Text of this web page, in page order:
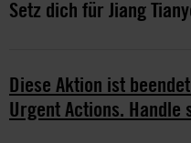
Setz dich für Jiang
Diese Aktion ist
Urgent Actions. Handle